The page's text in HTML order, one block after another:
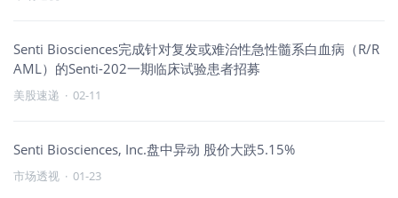
Senti Biosciences完成针对复发或难治性急性髓系白血病（R/R
AML）的Senti-202一期临床试验患者招募
美股速递 · 02-11
Senti Biosciences, Inc.盘中异动 股价大跌5.15%
市场透视 · 01-23